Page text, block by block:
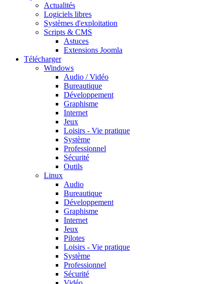
Actualités
Logiciels libres
Systèmes d'exploitation
Scripts & CMS
Astuces
Extensions Joomla
Télécharger
Windows
Audio / Vidéo
Bureautique
Développement
Graphisme
Internet
Jeux
Loisirs - Vie pratique
Système
Professionnel
Sécurité
Outils
Linux
Audio
Bureautique
Développement
Graphisme
Internet
Jeux
Pilotes
Loisirs - Vie pratique
Système
Professionnel
Sécurité